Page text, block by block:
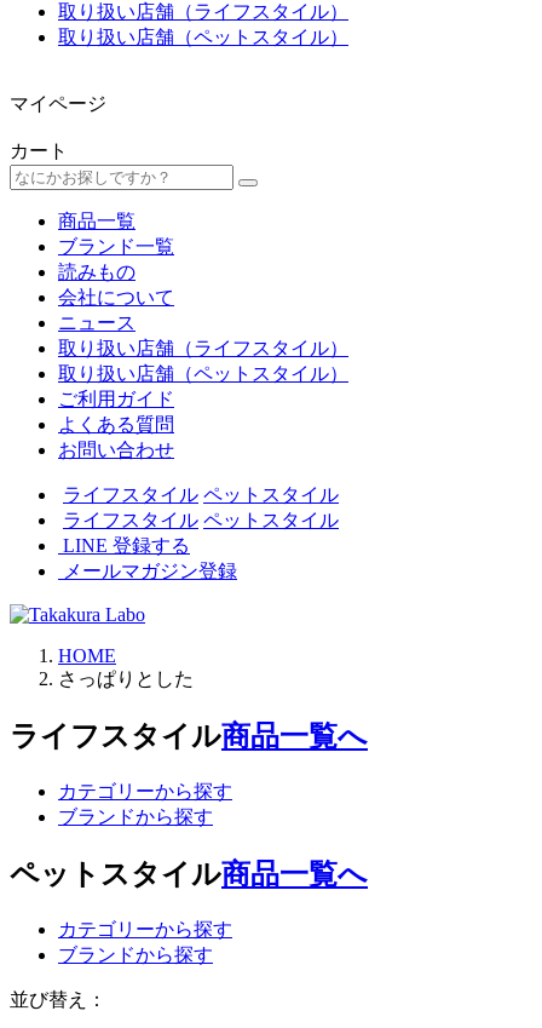
取り扱い店舗（ライフスタイル）
取り扱い店舗（ペットスタイル）
マイページ
カート
商品一覧
ブランド一覧
読みもの
会社について
ニュース
取り扱い店舗（ライフスタイル）
取り扱い店舗（ペットスタイル）
ご利用ガイド
よくある質問
お問い合わせ
ライフスタイル ペットスタイル
ライフスタイル ペットスタイル
LINE 登録する
メールマガジン登録
HOME
さっぱりとした
ライフスタイル商品一覧へ
カテゴリーから探す
ブランドから探す
ペットスタイル商品一覧へ
カテゴリーから探す
ブランドから探す
並び替え：